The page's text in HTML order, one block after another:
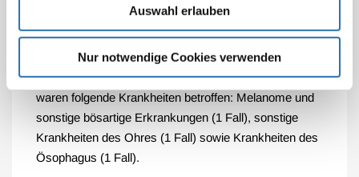
Auswahl erlauben
Nur notwendige Cookies verwenden
Im ambulanten Bereich betrafen die häufigsten Fehler
die Therapie/operative Durchführung (3 Fälle),
Therapie/Pharmaka (3 Fälle) sowie
Therapie/postoperative Maßnahmen (2 Fälle). Dabei
waren folgende Krankheiten betroffen: Melanome und
sonstige bösartige Erkrankungen (1 Fall), sonstige
Krankheiten des Ohres (1 Fall) sowie Krankheiten des
Ösophagus (1 Fall).